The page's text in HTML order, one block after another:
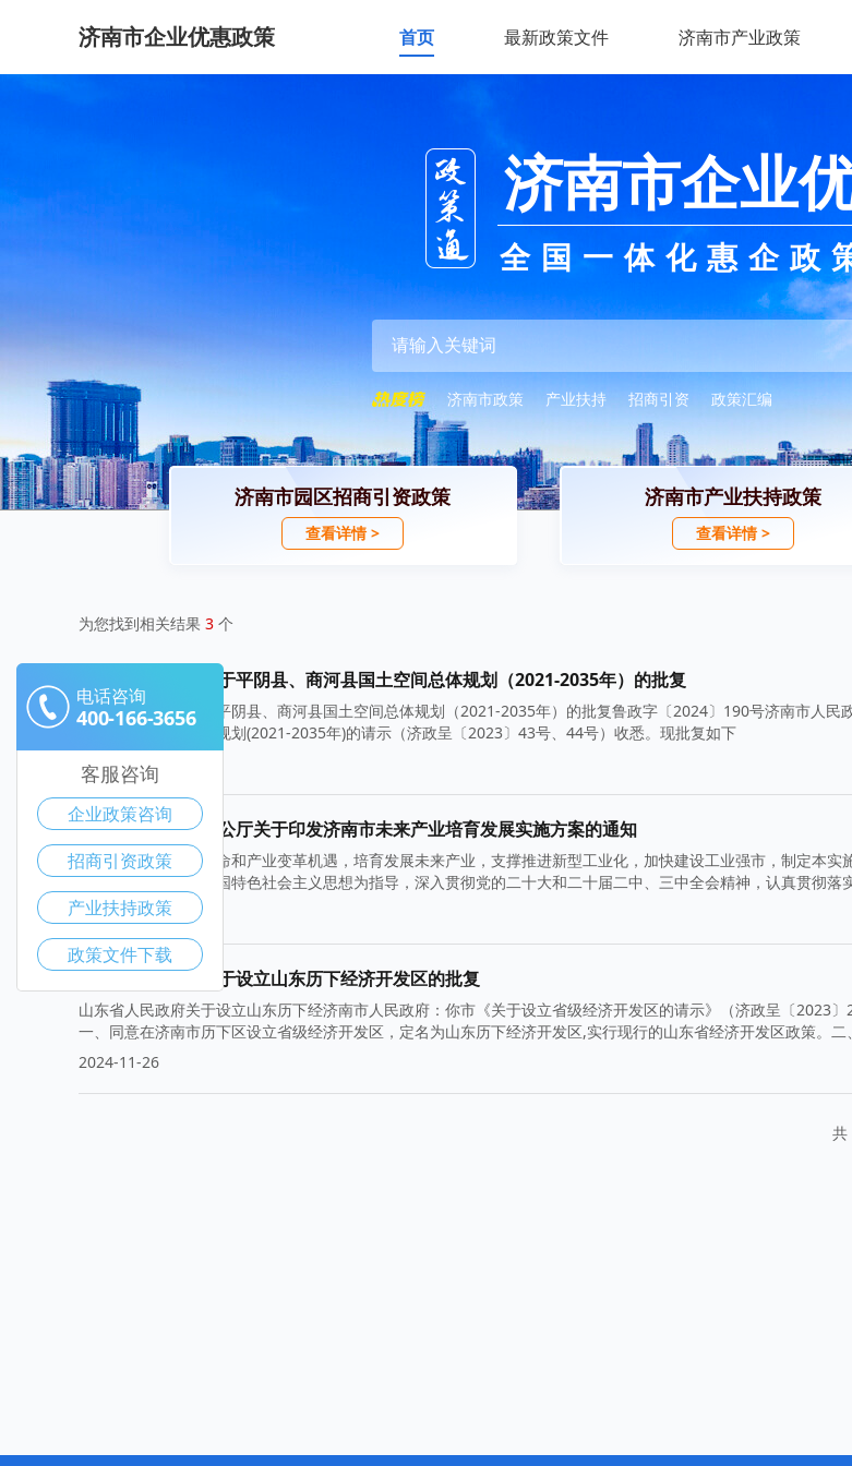
济南市企业优惠政策 首页 最新政策文件 济南市产业政策
济南市企业
全国一体化惠企政
济南市政策 产业扶持 招商引资 政策汇编
济南市园区招商引资政策
查看详情 >
济南市产业扶持政策
查看详情 >
为您找到相关结果 3 个
山东省人民政府关于平阴县、商河县国土空间总体规划（2021-2035年）的批复
山东省人民政府关于平阴县、商河县国土空间总体规划（2021-2035年）的批复鲁政字〔2024〕190号济南市人民
商河县国土空间总体规划(2021-2035年)的请示（济政呈〔2023〕43号、44号）收悉。现批复如下
2024-12-20
济南市人民政府办公厅关于印发济南市未来产业培育发展实施方案的通知
为抢抓新一轮科技革命和产业变革机遇，培育发展未来产业，支撑推进新型工业化，加快建设工业强市，制定本实
持以习近平新时代中国特色社会主义思想为指导，深入贯彻党的二十大和二十届二中、三中全会精神，认真贯彻落
2024-12-01
山东省人民政府关于设立山东历下经济开发区的批复
山东省人民政府关于设立山东历下经济南市人民政府：你市《关于设立省级经济开发区的请示》（济政呈〔2023〕
一、同意在济南市历下区设立省级经济开发区，定名为山东历下经济开发区,实行现行的山东省经济开发区政策。二
2024-11-26
共
电话咨询
400-166-3656
客服咨询
企业政策咨询
招商引资政策
产业扶持政策
政策文件下载